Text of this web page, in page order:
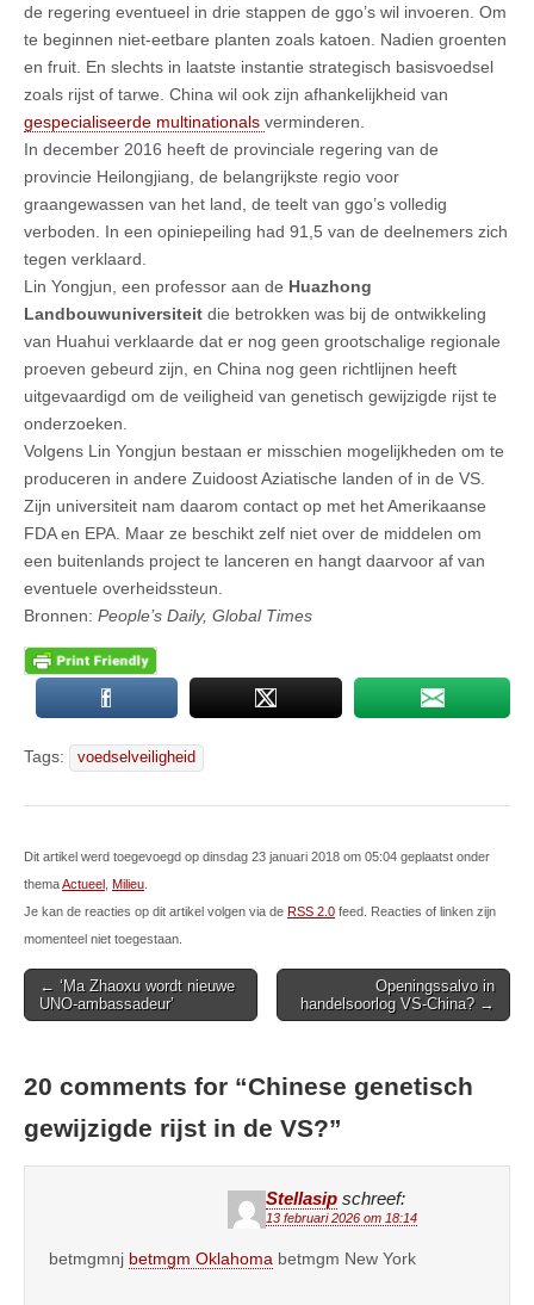
de regering eventueel in drie stappen de ggo’s wil invoeren. Om
te beginnen niet-eetbare planten zoals katoen. Nadien groenten
en fruit. En slechts in laatste instantie strategisch basisvoedsel
zoals rijst of tarwe. China wil ook zijn afhankelijkheid van
gespecialiseerde multinationals verminderen.
In december 2016 heeft de provinciale regering van de
provincie Heilongjiang, de belangrijkste regio voor
graangewassen van het land, de teelt van ggo’s volledig
verboden. In een opiniepeiling had 91,5 van de deelnemers zich
tegen verklaard.
Lin Yongjun, een professor aan de Huazhong
Landbouwuniversiteit die betrokken was bij de ontwikkeling
van Huahui verklaarde dat er nog geen grootschalige regionale
proeven gebeurd zijn, en China nog geen richtlijnen heeft
uitgevaardigd om de veiligheid van genetisch gewijzigde rijst te
onderzoeken.
Volgens Lin Yongjun bestaan er misschien mogelijkheden om te
produceren in andere Zuidoost Aziatische landen of in de VS.
Zijn universiteit nam daarom contact op met het Amerikaanse
FDA en EPA. Maar ze beschikt zelf niet over de middelen om
een buitenlands project te lanceren en hangt daarvoor af van
eventuele overheidssteun.
Bronnen: People’s Daily, Global Times
Tags: voedselveiligheid
Dit artikel werd toegevoegd op dinsdag 23 januari 2018 om 05:04 geplaatst onder
themaActueel Milieu
Je kan de reacties op dit artikel volgen via de RSS 2.0 feed. Reacties of linken zijn
momenteel niet toegestaan.
Post
navigation
← ‘Ma Zhaoxu wordt nieuwe
UNO-ambassadeur’
Openingssalvo in
handelsoorlog VS-China? →
20 comments for “Chinese genetisch
gewijzigde rijst in de VS?”
Stellasip schreef:
13 februari 2026 om 18:14
betmgmnj betmgm Oklahoma betmgm New York